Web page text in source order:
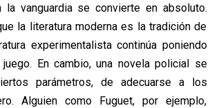
la vanguardia se convierte en absoluto.
la literatura moderna es la tradición de
experimentalista continúa poniendo
En cambio, una novela policial se
parámetros, de adecuarse a los
Alguien como Fuguet, por ejemplo,